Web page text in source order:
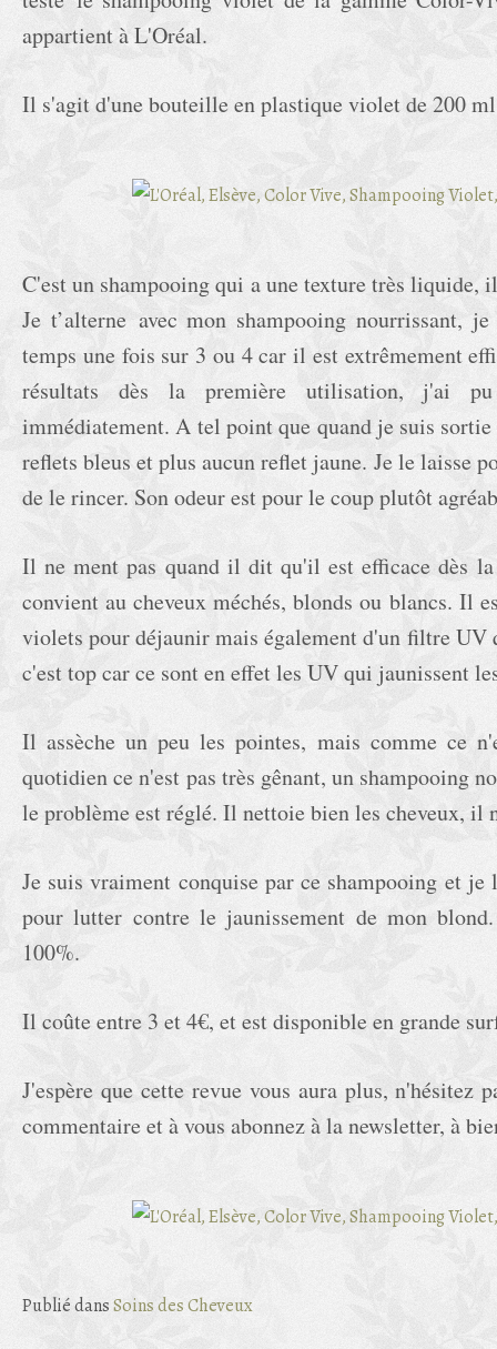
appartient à L'Oréal.
Il s'agit d'une bouteille en plastique violet de 200
C'est un shampooing qui a une texture très liquide,
Je t’alterne avec mon shampooing nourrissant,
temps une fois sur 3 ou 4 car il est extrêmement
résultats dès la première utilisation, j'ai
immédiatement. A tel point que quand je suis sortie
reflets bleus et plus aucun reflet jaune. Je le laisse
de le rincer. Son odeur est pour le coup plutôt
Il ne ment pas quand il dit qu'il est efficace dès
convient au cheveux méchés, blonds ou blancs. Il
violets pour déjaunir mais également d'un filtre UV
c'est top car ce sont en effet les UV qui jaunissent
Il assèche un peu les pointes, mais comme ce
quotidien ce n'est pas très gênant, un shampooing
le problème est réglé. Il nettoie bien les cheveux, il
Je suis vraiment conquise par ce shampooing et je
pour lutter contre le jaunissement de mon
100%.
Il coûte entre 3 et 4€, et est disponible en grande
J'espère que cette revue vous aura plus, n'hésitez
commentaire et à vous abonnez à la newsletter, à
Publié dansSoins des Cheveux